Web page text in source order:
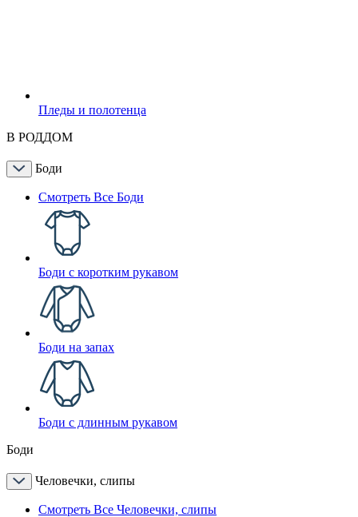
Пледы и полотенца
В РОДДОМ
Боди
Смотреть Все Боди
Боди с коротким рукавом
Боди на запах
Боди с длинным рукавом
Боди
Человечки, слипы
Смотреть Все Человечки, слипы